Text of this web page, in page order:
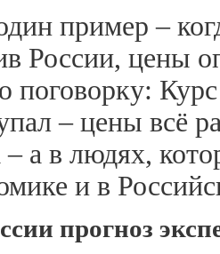
пример –
России, цены
поговорку:
– цены всё
– а в людях,
и в
прогноз